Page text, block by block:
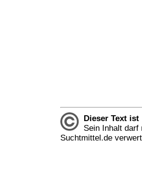
Dieser Text
Sein Inhalt darf
Suchtmittel.de